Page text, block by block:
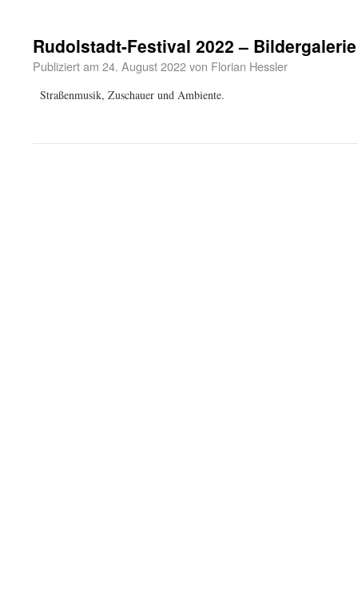
Rudolstadt-Festival 2022 –
Publiziert am 24. August 2022von Florian Hessler
Straßenmusik, Zuschauer und Ambiente.